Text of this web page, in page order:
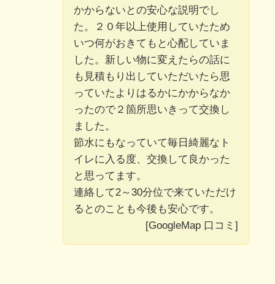
かからないとの安心な説明でし
た。２０年以上使用していたため
いつ何がおきてもと心配していま
した。新しい物に変えたらの話に
も見積もり出していただいたら思
っていたよりはるかにかからなか
ったので２箇所思いきって交換し
ました。
節水にもなっていて毎日綺麗なト
イレに入る度、交換して良かった
と思ってます。
連絡して2～30分位で来ていただけ
るとのことも今後も安心です。
[GoogleMap 口コミ]